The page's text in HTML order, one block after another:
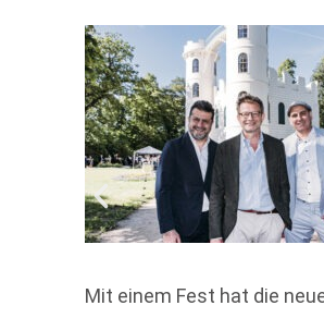
Mit einem Fest hat die